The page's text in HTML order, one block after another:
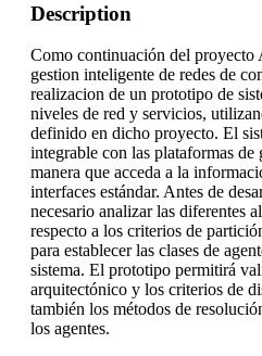
Description
Como continuación del proyecto
gestion inteligente de redes de
realizacion de un prototipo de
niveles de red y servicios,
definido en dicho proyecto. El
integrable con las plataformas de
manera que acceda a la
interfaces estándar. Antes de
necesario analizar las diferentes
respecto a los criterios de
para establecer las clases de
sistema. El prototipo permitirá
arquitectónico y los criterios de
también los métodos de
los agentes.